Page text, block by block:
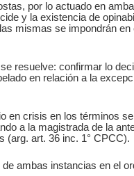
por lo actuado en
y la existencia de
mismas se impondrán en
resuelve: confirmar lo
en relación a la
en crisis en los términos
a la magistrada de la
(arg. art. 36 inc. 1° CPCC).
de ambas instancias en el